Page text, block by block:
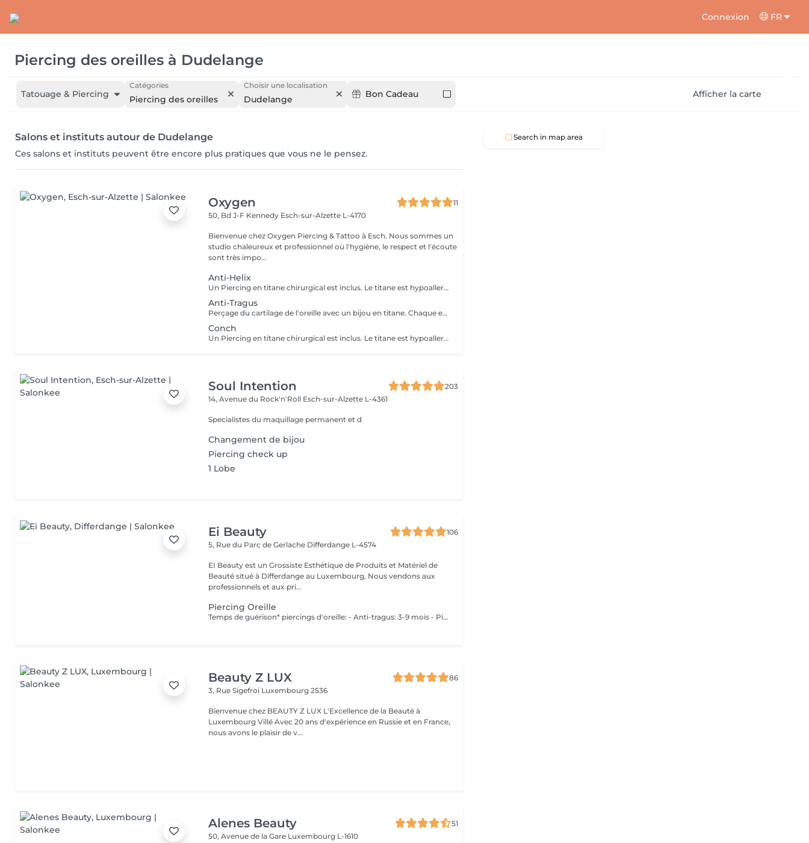
Connexion FR
Piercing des oreilles à Dudelange
Tatouage & Piercing
Catégories
Piercing des oreilles
Choisir une localisation
Dudelange Bon Cadeau Afficher la carte
Salons et instituts autour de Dudelange
Ces salons et instituts peuvent être encore plus pratiques que vous ne le pensez.
Oxygen
11
50, Bd J-F Kennedy Esch-sur-Alzette L-4170
Bienvenue chez Oxygen Piercing & Tattoo à Esch. Nous sommes un
studio chaleureux et professionnel où l'hygiène, le respect et l'écoute
sont très impo...
Anti-Helix
Un Piercing en titane chirurgical est inclus. Le titane est hypoallergénique, léger et idéal pour les premières phases de cicatrisation. Si tu souhaites te faire percer mais que tu as peur des aiguilles ou que tu souffres d'anxiété (stress, blocage), nous te demandons de bien vouloir réserver le service intitulé: <<NOM DU PIERCING (Phobie des aiguilles)>> Ce service ne côute pas plus cher. Il est simplement prévu pour des raisons d'organisation, afin que tout le monde soit à l'aise et bien accueilli(e).
Anti-Tragus
Perçage du cartilage de l'oreille avec un bijou en titane. Chaque emplacement est choisi pour s'adapter à l'anatomie de votre oreille. Si tu souhaites te faire percer mais que tu as peur des aiguilles ou que tu souffres d'anxiété (stress, blocage), nous te demandons de bien vouloir réserver le service intitulé: <<NOM DU PIERCING (Phobie des aiguilles)>> Ce service ne côute pas plus cher. Il est simplement prévu pour des raisons d'organisation, afin que tout le monde soit à l'aise et bien accueilli(e).
Conch
Un Piercing en titane chirurgical est inclus. Le titane est hypoallergénique, léger et idéal pour les premières phases de cicatrisation. Si tu souhaites te faire percer mais que tu as peur des aiguilles ou que tu souffres d'anxiété (stress, blocage), nous te demandons de bien vouloir réserver le service intitulé: <<NOM DU PIERCING (Phobie des aiguilles)>> Ce service ne côute pas plus cher. Il est simplement prévu pour des raisons d'organisation, afin que tout le monde soit à l'aise et bien accueilli(e).
Soul Intention
203
14, Avenue du Rock'n'Roll Esch-sur-Alzette L-4361
Specialistes du maquillage permanent et d
Changement de bijou
Piercing check up
1 Lobe
Ei Beauty
106
5, Rue du Parc de Gerlache Differdange L-4574
EI Beauty est un Grossiste Esthétique de Produits et Matériel de
Beauté situé à Differdange au Luxembourg, Nous vendons aux
professionnels et aux pri...
Piercing Oreille
Temps de guérison* piercings d'oreille: - Anti-tragus: 3-9 mois - Piercing de conque: 3-9 mois - Daithpiercing: 3-9 mois - Piercing helix: 3-9 mois - Perçage de fumée: 3-9 mois - Piercing douillet: 3-9 mois - Piercing Tragus: 3-9 mois - Piercing du lobe de l'oreille: 4-8 semaines *Notez également qu'il est indispensable de réaliser les soins quotidiennement pour que la cicatrisation se fasse dans les meilleures conditions. *La guérison est différente d'une personne à l'autre **Si vous êtes mineur, l'autorisation parentale est obligatoire. Industriel Piercing - Sous réserve d'évaluation
Beauty Z LUX
86
3, Rue Sigefroi Luxembourg 2536
Bienvenue chez BEAUTY Z LUX L'Excellence de la Beauté à
Luxembourg Villé Avec 20 ans d'expérience en Russie et en France,
nous avons le plaisir de v...
Alenes Beauty
51
50, Avenue de la Gare Luxembourg L-1610
Search in map area